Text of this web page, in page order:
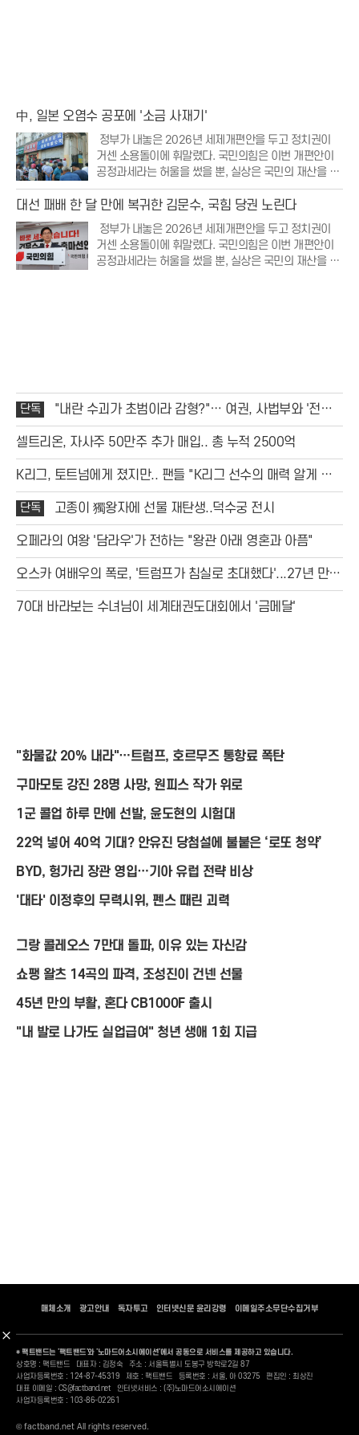
中, 일본 오염수 공포에 '소금 사재기'
정부가 내놓은 2026년 세제개편안을 두고 정치권이
거센 소용돌이에 휘말렸다. 국민의힘은 이번 개편안이
공정과세라는 허울을 썼을 뿐, 실상은 국민의 재산을 무
분별하게 뺏어가는 조세 강탈에 불과하다며 강력한 비
판의 목소리를 높였다. 특히 부동산 보유세 인상과 저출
생 대응 세액공제 폐지 등 민생과 직결된 항목들이
대선 패배 한 달 만에 복귀한 김문수, 국힘 당권 노린다
정부가 내놓은 2026년 세제개편안을 두고 정치권이
거센 소용돌이에 휘말렸다. 국민의힘은 이번 개편안이
공정과세라는 허울을 썼을 뿐, 실상은 국민의 재산을 무
단독
전' 선포
셀트리온, 자사주 50만주 추가 매입.. 총 누적 2500억
K리그, 토트넘에게 졌지만.. 팬들 "K리그 선수의 매력 알게 됐
다"
단독 고종이 獨왕자에 선물 재탄생..덕수궁 전시
오페라의 여왕 '담라우'가 전하는 "왕관 아래 영혼과 아픔"
오스카 여배우의 폭로, '트럼프가 침실로 초대했다'...27년 만에
밝혀진 충격 스캔들
70대 바라보는 수녀님이 세계태권도대회에서 '금메달'
"화물값 20% 내라"…트럼프, 호르무즈 통항료 폭탄
구마모토 강진 28명 사망, 원피스 작가 위로
1군 콜업 하루 만에 선발, 윤도현의 시험대
22억 넣어 40억 기대? 안유진 당첨설에 불붙은 ‘로또 청약’
BYD, 헝가리 장관 영입…기아 유럽 전략 비상
'대타' 이정후의 무력시위, 펜스 때린 괴력
그랑 콜레오스 7만대 돌파, 이유 있는 자신감
쇼팽 왈츠 14곡의 파격, 조성진이 건넨 선물
45년 만의 부활, 혼다 CB1000F 출시
"내 발로 나가도 실업급여" 청년 생애 1회 지급
매체소개 광고안내 독자투고 인터넷신문 윤리강령 이메일주소무단수집거부
* 팩트밴드는 '팩트밴드'와 '노마드어소시에이션'에서 공동으로 서비스를 제공하고 있습니다.
상호명 : 팩트밴드
대표자 : 김정숙
주소 : 서울특별시 도봉구 방학로2길 87
사업자등록번호 : 124-87-45319
제호 : 팩트밴드 등록번호 : 서울, 아 03275
편집인 : 최상진
대표 이메일 : CS@factband.net
인터넷서비스 : (주)노마드어소시에이션
사업자등록번호 : 103-86-02261
© factband.net All rights reserved.